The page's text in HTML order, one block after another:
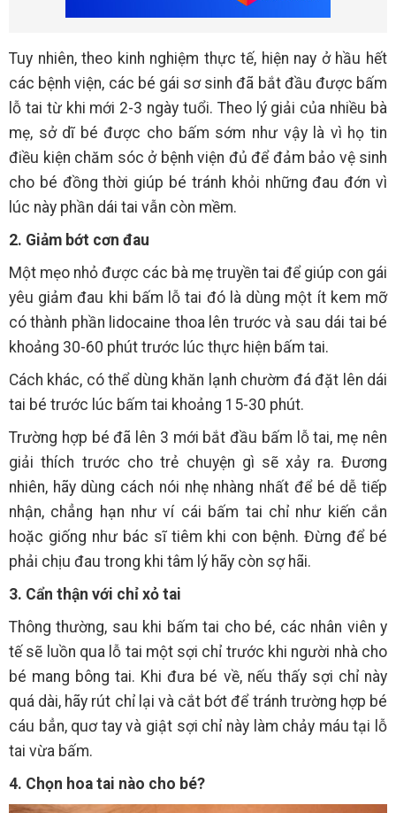
Tuy nhiên, theo kinh nghiệm thực tế, hiện nay ở hầu hết
các bệnh viện, các bé gái sơ sinh đã bắt đầu được bấm
lỗ tai từ khi mới 2-3 ngày tuổi. Theo lý giải của nhiều bà
mẹ, sở dĩ bé được cho bấm sớm như vậy là vì họ tin
điều kiện chăm sóc ở bệnh viện đủ để đảm bảo vệ sinh
cho bé đồng thời giúp bé tránh khỏi những đau đớn vì
lúc này phần dái tai vẫn còn mềm.
2. Giảm bớt cơn đau
Một mẹo nhỏ được các bà mẹ truyền tai để giúp con gái
yêu giảm đau khi bấm lỗ tai đó là dùng một ít kem mỡ
có thành phần lidocaine thoa lên trước và sau dái tai bé
khoảng 30-60 phút trước lúc thực hiện bấm tai.
Cách khác, có thể dùng khăn lạnh chườm đá đặt lên dái
tai bé trước lúc bấm tai khoảng 15-30 phút.
Trường hợp bé đã lên 3 mới bắt đầu bấm lỗ tai, mẹ nên
giải thích trước cho trẻ chuyện gì sẽ xảy ra. Đương
nhiên, hãy dùng cách nói nhẹ nhàng nhất để bé dễ tiếp
nhận, chẳng hạn như ví cái bấm tai chỉ như kiến cắn
hoặc giống như bác sĩ tiêm khi con bệnh. Đừng để bé
phải chịu đau trong khi tâm lý hãy còn sợ hãi.
3. Cẩn thận với chỉ xỏ tai
Thông thường, sau khi bấm tai cho bé, các nhân viên y
tế sẽ luồn qua lỗ tai một sợi chỉ trước khi người nhà cho
bé mang bông tai. Khi đưa bé về, nếu thấy sợi chỉ này
quá dài, hãy rút chỉ lại và cắt bớt để tránh trường hợp bé
cáu bẳn, quơ tay và giật sợi chỉ này làm chảy máu tại lỗ
tai vừa bấm.
4. Chọn hoa tai nào cho bé?